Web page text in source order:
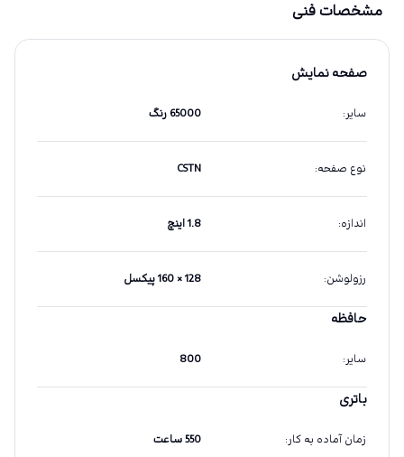
مشخصات فنی
صفحه نمایش
سایر: 65000 رنگ
نوع صفحه:
CSTN
اندازه: 1.8 اینچ
رزولوشن: 128 × 160 پیکسل
حافظه
سایر:
800
باتری
زمان آماده به کار: 550 ساعت